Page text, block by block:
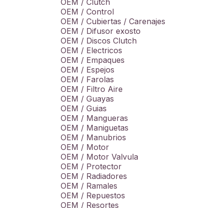
OEM / Control
OEM / Cubiertas / Carenajes
OEM / Difusor exosto
OEM / Discos Clutch
OEM / Electricos
OEM / Empaques
OEM / Espejos
OEM / Farolas
OEM / Filtro Aire
OEM / Guayas
OEM / Guias
OEM / Mangueras
OEM / Maniguetas
OEM / Manubrios
OEM / Motor
OEM / Motor Valvula
OEM / Protector
OEM / Radiadores
OEM / Ramales
OEM / Repuestos
OEM / Resortes